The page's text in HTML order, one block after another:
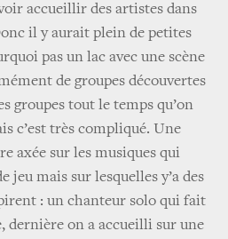
accueillir des artistes dans
il y aurait plein de petites
pas un lac avec une scène
de groupes découvertes
groupes tout le temps qu’on
c’est très compliqué. Une
axée sur les musiques qui
jeu mais sur lesquelles y’a des
: un chanteur solo qui fait
dernière on a accueilli sur une